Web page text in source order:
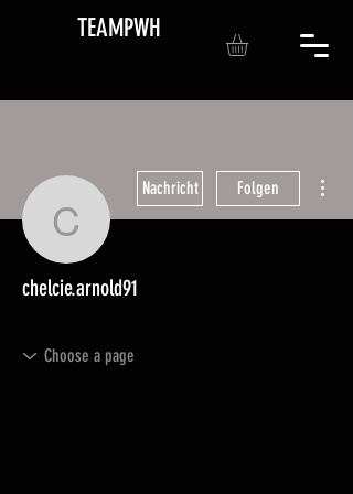
TEAMPWH
chelcie.arnold91
Nachricht Folgen
chelcie.arnold91